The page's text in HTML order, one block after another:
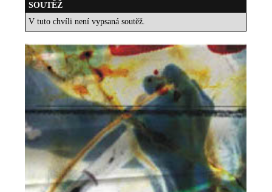
SOUTĚŽ
V tuto chvíli není vypsaná soutěž.